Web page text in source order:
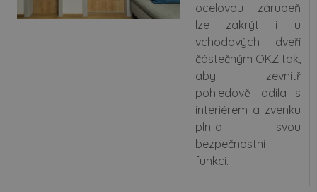
ocelovou zárubeň
lze zakrýt i u
vchodových dveří
částečným OKZtak,
aby zevnitř
pohledově ladila s
interiérem a zvenku
plnila svou
bezpečnostní
funkci.